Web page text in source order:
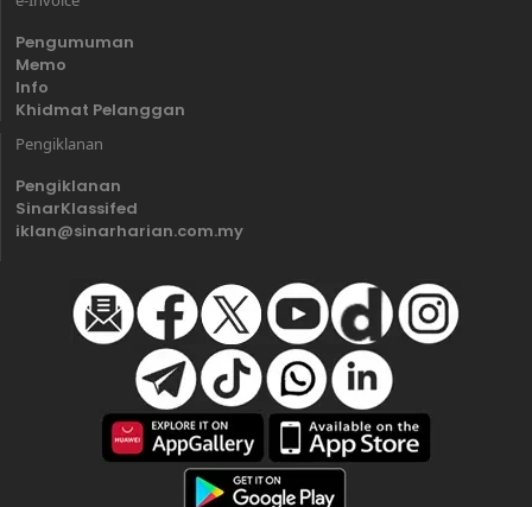
Pengumuman
Memo
Info
Khidmat Pelanggan
Pengiklanan
Pengiklanan
SinarKlassifed
iklan@sinarharian.com.my